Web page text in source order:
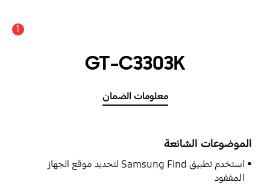
1
GT-C3303K
معلومات الضمان
الموضوعات الشائعة
استخدم تطبيق Samsung Find لتحديد موقع الجهاز
المفقود